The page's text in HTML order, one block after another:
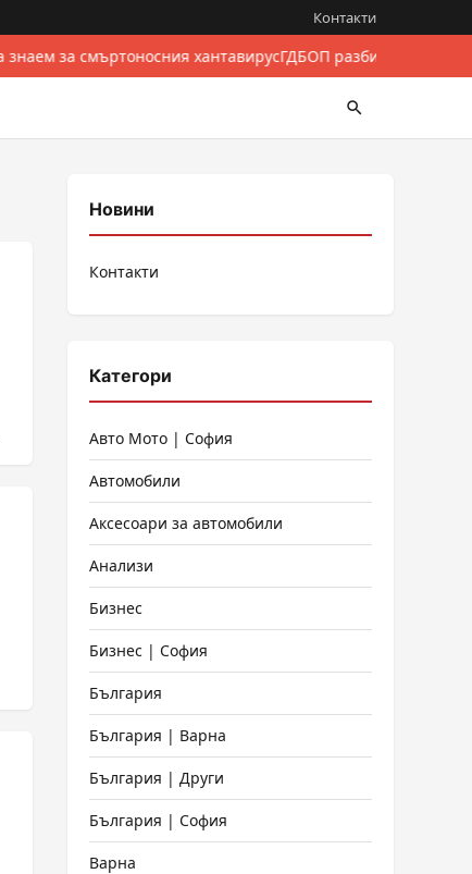
Контакти
знаем за смъртоносния хантавирусГДБОП разби
Новини
Контакти
Категори
Авто Мото | София
Автомобили
Аксесоари за автомобили
Анализи
Бизнес
Бизнес | София
България
България | Варна
България | Други
България | София
Варна